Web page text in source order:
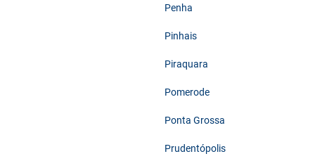
Penha
Pinhais
Piraquara
Pomerode
Ponta Grossa
Prudentópolis